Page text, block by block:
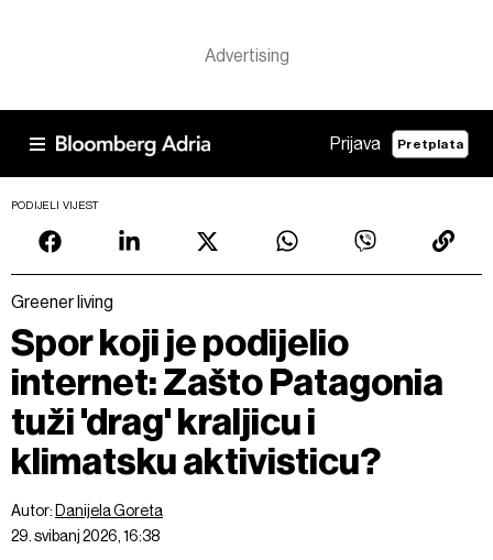
Prijava Pretplata
PODIJELI VIJEST
Greener living
Spor koji je podijelio
internet: Zašto Patagonia
tuži 'drag' kraljicu i
klimatsku aktivisticu?
Autor: Danijela Goreta
29. svibanj 2026, 16:38